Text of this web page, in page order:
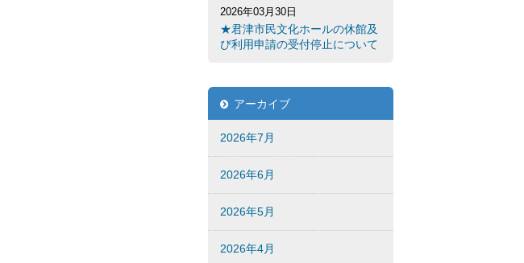
2026年03月30日
★君津市民文化ホールの休館及
び利用申請の受付停止について
アーカイブ
2026年7月
2026年6月
2026年5月
2026年4月